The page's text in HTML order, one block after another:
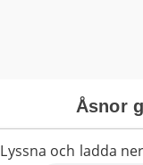
Åsnor
Lyssna och ladda